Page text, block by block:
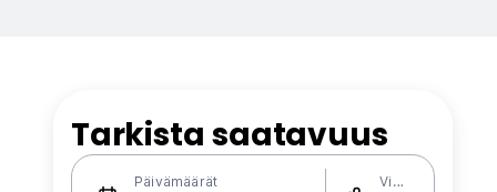
Tarkista saatavuus
Päivämäärät Vieraat